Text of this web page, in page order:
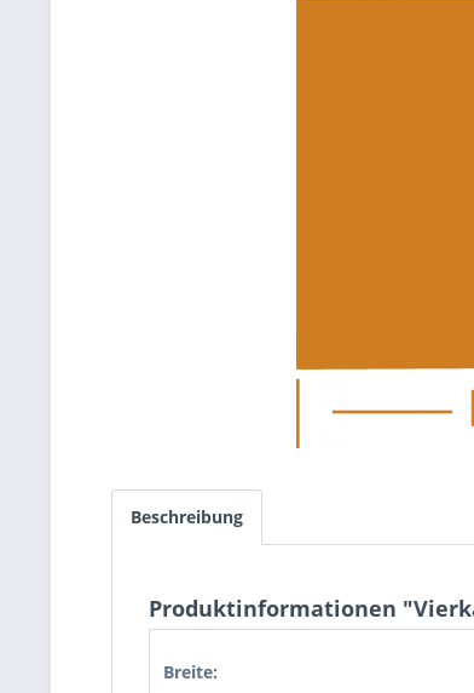
Beschreibung
Produktinformationen
Breite: